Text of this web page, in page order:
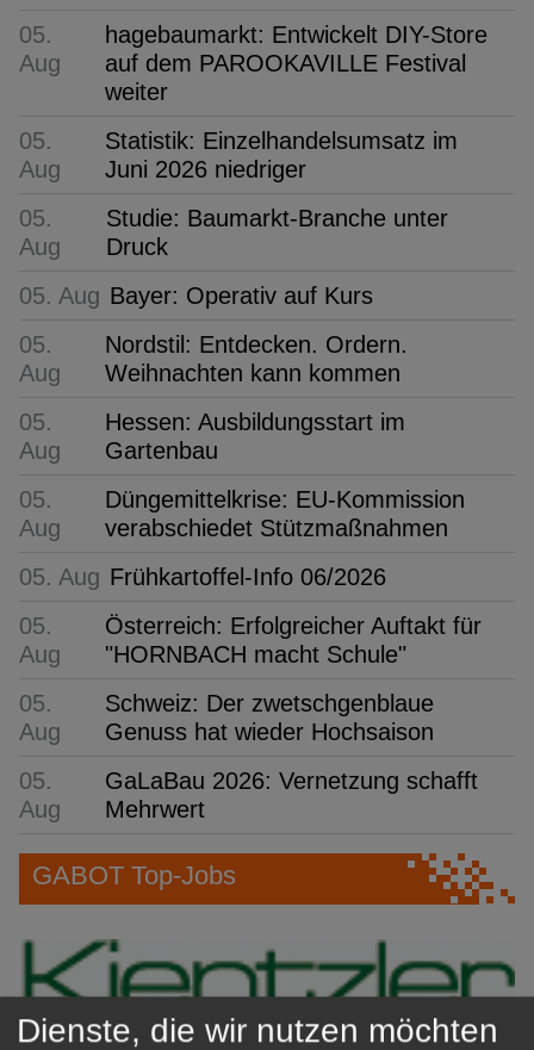
05.
Aug
hagebaumarkt: Entwickelt DIY-Store
auf dem PAROOKAVILLE Festival
weiter
05.
Aug
Statistik: Einzelhandelsumsatz im
Juni 2026 niedriger
05.
Aug
Studie: Baumarkt-Branche unter
Druck
05. Aug Bayer: Operativ auf Kurs
05.
Aug
Nordstil: Entdecken. Ordern.
Weihnachten kann kommen
05.
Aug
Hessen: Ausbildungsstart im
Gartenbau
05.
Aug
Düngemittelkrise: EU-Kommission
verabschiedet Stützmaßnahmen
05. Aug Frühkartoffel-Info 06/2026
05.
Aug
Österreich: Erfolgreicher Auftakt für
"HORNBACH macht Schule"
05.
Aug
Schweiz: Der zwetschgenblaue
Genuss hat wieder Hochsaison
05.
Aug
GaLaBau 2026: Vernetzung schafft
Mehrwert
GABOT Top-Jobs
Dienste, die wir nutzen möchten